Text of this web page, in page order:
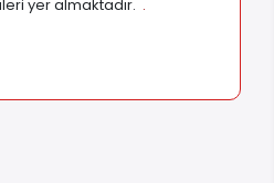
yer almaktadır. .